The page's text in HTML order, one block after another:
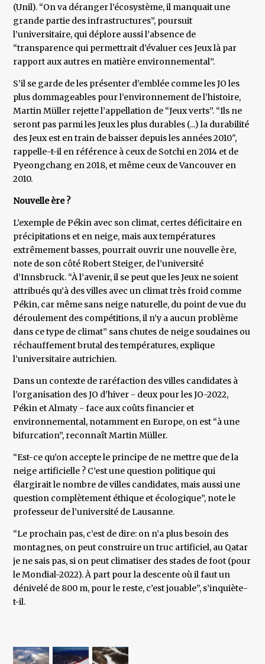
(Unil). “On va déranger l’écosystème, il manquait une
grande partie des infrastructures”, poursuit
l’universitaire, qui déplore aussi l’absence de
“transparence qui permettrait d’évaluer ces Jeux là par
rapport aux autres en matière environnemental”.
S’il se garde de les présenter d’emblée comme les JO les
plus dommageables pour l’environnement de l’histoire,
Martin Müller rejette l’appellation de “Jeux verts”. “Ils ne
seront pas parmi les Jeux les plus durables (...) la durabilité
des Jeux est en train de baisser depuis les années 2010",
rappelle-t-il en référence à ceux de Sotchi en 2014 et de
Pyeongchang en 2018, et même ceux de Vancouver en
2010.
Nouvelle ère ?
L’exemple de Pékin avec son climat, certes déficitaire en
précipitations et en neige, mais aux températures
extrêmement basses, pourrait ouvrir une nouvelle ère,
note de son côté Robert Steiger, de l’université
d’Innsbruck. “À l’avenir, il se peut que les Jeux ne soient
attribués qu’à des villes avec un climat très froid comme
Pékin, car même sans neige naturelle, du point de vue du
déroulement des compétitions, il n’y a aucun problème
dans ce type de climat” sans chutes de neige soudaines ou
réchauffement brutal des températures, explique
l’universitaire autrichien.
Dans un contexte de raréfaction des villes candidates à
l’organisation des JO d’hiver - deux pour les JO-2022,
Pékin et Almaty - face aux coûts financier et
environnemental, notamment en Europe, on est “à une
bifurcation”, reconnaît Martin Müller.
“Est-ce qu’on accepte le principe de ne mettre que de la
neige artificielle ? C’est une question politique qui
élargirait le nombre de villes candidates, mais aussi une
question complètement éthique et écologique”, note le
professeur de l’université de Lausanne.
“Le prochain pas, c’est de dire: on n’a plus besoin des
montagnes, on peut construire un truc artificiel, au Qatar
je ne sais pas, si on peut climatiser des stades de foot (pour
le Mondial-2022). À part pour la descente où il faut un
dénivelé de 800 m, pour le reste, c’est jouable”, s’inquiète-
t-il.